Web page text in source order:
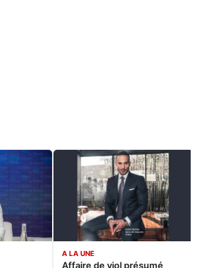
A LA UNE
Affaire de viol présumé